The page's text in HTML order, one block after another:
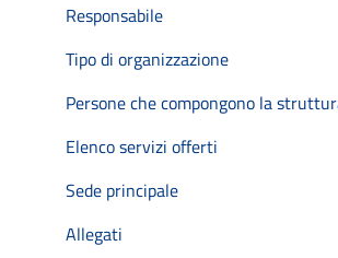
Responsabile
Tipo di organizzazione
Persone che compongono la
Elenco servizi offerti
Sede principale
Allegati